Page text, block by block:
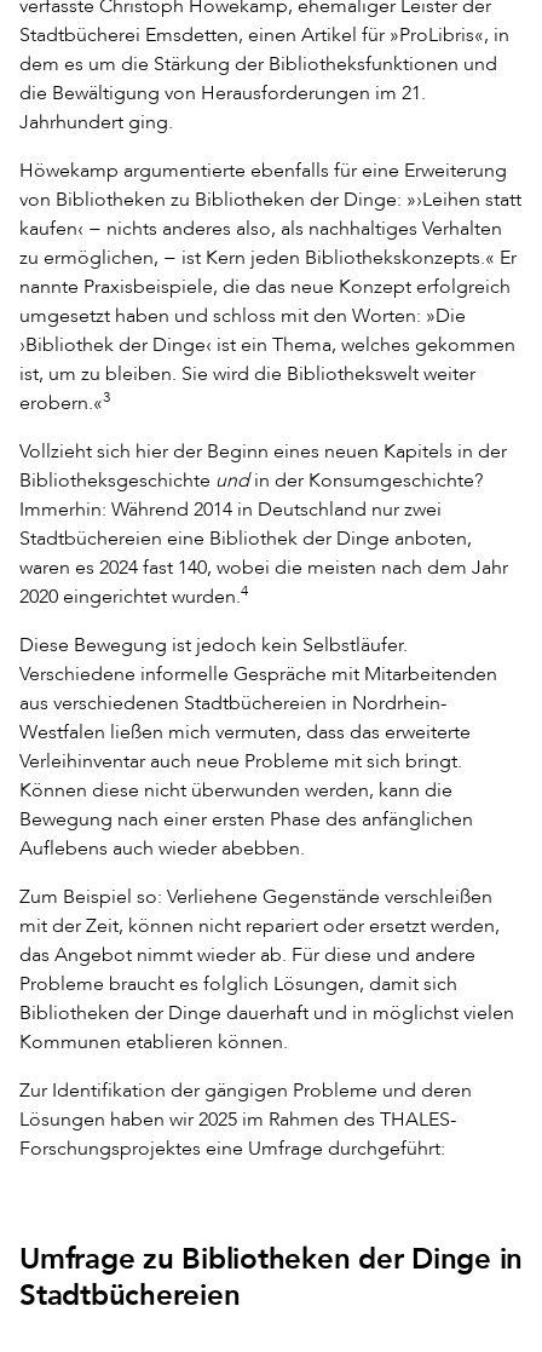
verfasste Christoph Höwekamp, ehemaliger Leister der
Stadtbücherei Emsdetten, einen Artikel für »ProLibris«, in
dem es um die Stärkung der Bibliotheksfunktionen und
die Bewältigung von Herausforderungen im 21.
Jahrhundert ging.
Höwekamp argumentierte ebenfalls für eine Erweiterung
von Bibliotheken zu Bibliotheken der Dinge: »›Leihen statt
kaufen‹ − nichts anderes also, als nachhaltiges Verhalten
zu ermöglichen, − ist Kern jeden Bibliothekskonzepts.« Er
nannte Praxisbeispiele, die das neue Konzept erfolgreich
umgesetzt haben und schloss mit den Worten: »Die
›Bibliothek der Dinge‹ ist ein Thema, welches gekommen
ist, um zu bleiben. Sie wird die Bibliothekswelt weiter
erobern.«3
Vollzieht sich hier der Beginn eines neuen Kapitels in der
Bibliotheksgeschichte undin der Konsumgeschichte?
Immerhin: Während 2014 in Deutschland nur zwei
Stadtbüchereien eine Bibliothek der Dinge anboten,
waren es 2024 fast 140, wobei die meisten nach dem Jahr
2020 eingerichtet wurden.4
Diese Bewegung ist jedoch kein Selbstläufer.
Verschiedene informelle Gespräche mit Mitarbeitenden
aus verschiedenen Stadtbüchereien in Nordrhein-
Westfalen ließen mich vermuten, dass das erweiterte
Verleihinventar auch neue Probleme mit sich bringt.
Können diese nicht überwunden werden, kann die
Bewegung nach einer ersten Phase des anfänglichen
Auflebens auch wieder abebben.
Zum Beispiel so: Verliehene Gegenstände verschleißen
mit der Zeit, können nicht repariert oder ersetzt werden,
das Angebot nimmt wieder ab. Für diese und andere
Probleme braucht es folglich Lösungen, damit sich
Bibliotheken der Dinge dauerhaft und in möglichst vielen
Kommunen etablieren können.
Zur Identifikation der gängigen Probleme und deren
Lösungen haben wir 2025 im Rahmen des THALES-
Forschungsprojektes eine Umfrage durchgeführt:
Umfrage zu Bibliotheken der Dinge in
Stadtbüchereien